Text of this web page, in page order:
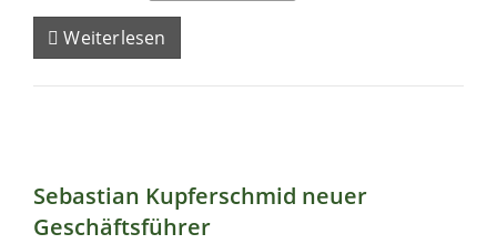
Weiterlesen
Sebastian Kupferschmid neuer
Geschäftsführer